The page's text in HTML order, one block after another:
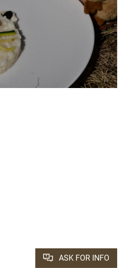
ASK FOR INFO